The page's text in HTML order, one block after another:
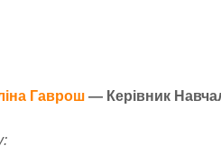
Гаврош — Керівник